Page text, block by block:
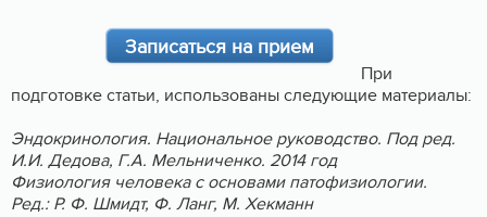
Записаться на прием
При
подготовке статьи, использованы следующие материалы:
Эндокринология. Национальное руководство. Под ред.
И.И. Дедова, Г.А. Мельниченко. 2014 год
Физиология человека с основами патофизиологии.
Ред.: Р. Ф. Шмидт, Ф. Ланг, М. Хекманн